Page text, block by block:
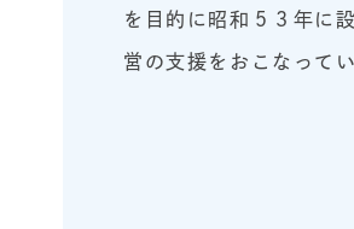
を目的に昭和５３年に
営の支援をおこなって